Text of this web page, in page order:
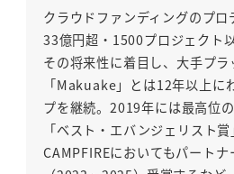
クラウドファンディングのプ
33億円超・1500プロジェクト
その将来性に着目し、大手プラ
「Makuake」とは12年以上に
プを継続。2019年には最高位
「ベスト・エバンジェリスト賞
CAMPFIREにおいてもパート